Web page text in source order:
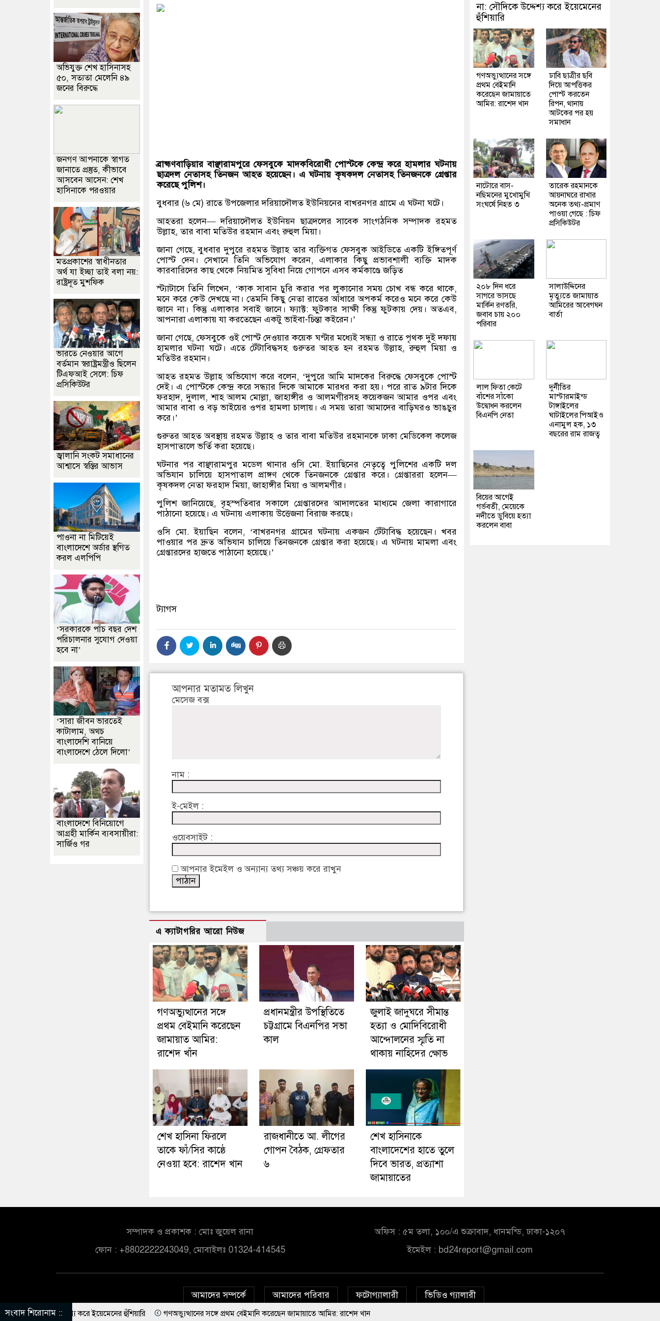
ব্রাহ্মণবাড়িয়ারবাঞ্ছারামপুরেফেসবুকেমাদকবিরোধী পোস্টকেকেন্দ্রকরেহামলারঘটনায়
ছাত্রদল নেতাসহতিনজনআহতহয়েছেন। এঘটনায়কৃষকদল নেতাসহতিনজনকেগ্রেপ্তার
করেছেপুলিশ।
বুধবার (৬ মে) রাতে উপজেলার দরিয়াদৌলত ইউনিয়নের বাখরনগর গ্রামে এ ঘটনা ঘটে।
আহতরা হলেন— দরিয়াদৌলত ইউনিয়ন ছাত্রদলের সাবেক সাংগঠনিক সম্পাদক রহমত
উল্লাহ, তার বাবা মতিউর রহমান এবং রুহুল মিয়া।
জানা গেছে, বুধবার দুপুরে রহমত উল্লাহ তার ব্যক্তিগত ফেসবুক আইডিতে একটি ইঙ্গিতপূর্ণ
পোস্ট দেন। সেখানে তিনি অভিযোগ করেন, এলাকার কিছু প্রভাবশালী ব্যক্তি মাদক
কারবারিদের কাছ থেকে নিয়মিত সুবিধা নিয়ে গোপনে এসব কর্মকাণ্ডে জড়িত
স্ট্যাটাসে তিনি লিখেন, ‘কাক সাবান চুরি করার পর লুকানোর সময় চোখ বন্ধ করে থাকে,
মনে করে কেউ দেখছে না। তেমনি কিছু নেতা রাতের আঁধারে অপকর্ম করেও মনে করে কেউ
জানে না। কিন্তু এলাকার সবাই জানে। ফ্যাক্ট: ফুটকার সাক্ষী কিন্তু ফুটকায় দেয়। অতএব,
আপনারা এলাকায় যা করতেছেন একটু ভাইবা-চিন্তা কইরেন।’
জানা গেছে, ফেসবুকে ওই পোস্ট দেওয়ার কয়েক ঘণ্টার মধ্যেই সন্ধ্যা ও রাতে পৃথক দুই দফায়
হামলার ঘটনা ঘটে। এতে টেঁটাবিদ্ধসহ গুরুতর আহত হন রহমত উল্লাহ, রুহুল মিয়া ও
মতিউর রহমান।
আহত রহমত উল্লাহ অভিযোগ করে বলেন, ‘দুপুরে আমি মাদকের বিরুদ্ধে ফেসবুকে পোস্ট
দেই। এ পোস্টকে কেন্দ্র করে সন্ধ্যার দিকে আমাকে মারধর করা হয়। পরে রাত ৯টার দিকে
ফরহাদ, দুলাল, শাহ আলম মোল্লা, জাহাঙ্গীর ও আলমগীরসহ কয়েকজন আমার ওপর এবং
আমার বাবা ও বড় ভাইয়ের ওপর হামলা চালায়। এ সময় তারা আমাদের বাড়িঘরও ভাঙচুর
করে।’
গুরুতর আহত অবস্থায় রহমত উল্লাহ ও তার বাবা মতিউর রহমানকে ঢাকা মেডিকেল কলেজ
হাসপাতালে ভর্তি করা হয়েছে।
ঘটনার পর বাঞ্ছারামপুর মডেল থানার ওসি মো. ইয়াছিনের নেতৃত্বে পুলিশের একটি দল
অভিযান চালিয়ে হাসপাতাল প্রাঙ্গণ থেকে তিনজনকে গ্রেপ্তার করে। গ্রেপ্তাররা হলেন—
কৃষকদল নেতা ফরহাদ মিয়া, জাহাঙ্গীর মিয়া ও আলমগীর।
পুলিশ জানিয়েছে, বৃহস্পতিবার সকালে গ্রেপ্তারদের আদালতের মাধ্যমে জেলা কারাগারে
পাঠানো হয়েছে। এ ঘটনায় এলাকায় উত্তেজনা বিরাজ করছে।
ওসি মো. ইয়াছিন বলেন, ‘বাখরনগর গ্রামের ঘটনায় একজন টেঁটাবিদ্ধ হয়েছেন। খবর
পাওয়ার পর দ্রুত অভিযান চালিয়ে তিনজনকে গ্রেপ্তার করা হয়েছে। এ ঘটনায় মামলা এবং
গ্রেপ্তারদের হাজতে পাঠানো হয়েছে।’
ট্যাগস
আপনার মতামত লিখুন
মেসেজ বক্স
নাম :
ই-মেইল :
ওয়েবসাইট :
আপনার ইমেইল ও অন্যান্য তথ্য সঞ্চয় করে রাখুন
এ ক্যাটাগরির আরো নিউজ
গণঅভ্যুত্থানের সঙ্গে
প্রথম বেইমানি করেছেন
জামায়াত আমির:
রাশেদ খাঁন
প্রধানমন্ত্রীর উপস্থিতিতে
চট্টগ্রামে বিএনপির সভা
কাল
জুলাই জাদুঘরে সীমান্ত
হত্যা ও মোদিবিরোধী
আন্দোলনের স্মৃতি না
থাকায় নাহিদের ক্ষোভ
শেখ হাসিনা ফিরলে
তাকে ফাঁ/সির কাষ্ঠে
নেওয়া হবে: রাশেদ খান
রাজধানীতে আ. লীগের
গোপন বৈঠক, গ্রেফতার
৬
শেখ হাসিনাকে
বাংলাদেশের হাতে তুলে
দিবে ভারত, প্রত্যাশা
জামায়াতের
অভিযুক্ত শেখ হাসিনাসহ
৫০, সত্যতা মেলেনি ৪৯
জনের বিরুদ্ধে
জনগণ আপনাকে স্বাগত
জানাতে প্রস্তুত, কীভাবে
আসবেন আসেন: শেখ
হাসিনাকে পরওয়ার
মতপ্রকাশের স্বাধীনতার
অর্থ যা ইচ্ছা তাই বলা নয়:
রাষ্ট্রদূত মুশফিক
ভারতে নেওয়ার আগে
বর্তমান স্বরাষ্ট্রমন্ত্রীও ছিলেন
টিএফআই সেলে: চিফ
প্রসিকিউটর
জ্বালানি সংকট সমাধানের
আশ্বাসে স্বস্তির আভাস
পাওনা না মিটিয়েই
বাংলাদেশে অর্ডার স্থগিত
করল এলপিপি
‘সরকারকে পাঁচ বছর দেশ
পরিচালনার সুযোগ দেওয়া
হবে না’
‘সারা জীবন ভারতেই
কাটালাম, অথচ
বাংলাদেশি বানিয়ে
বাংলাদেশে ঠেলে দিলো’
বাংলাদেশে বিনিয়োগে
আগ্রহী মার্কিন ব্যবসায়ীরা:
সার্জিও গর
না: সৌদিকে উদ্দেশ্য করে ইয়েমেনের
হুঁশিয়ারি
গণঅভ্যুত্থানের সঙ্গে
প্রথম বেইমানি
করেছেন জামায়াতে
আমির: রাশেদ খান
ঢাবি ছাত্রীর ছবি
দিয়ে আপত্তিকর
পোস্ট করতেন
রিপন, থানায়
আটকের পর হয়
সমাধান
নাটোরে বাস-
নছিমনের মুখোমুখি
সংঘর্ষে নিহত ৩
তারেক রহমানকে
আয়নাঘরে রাখার
অনেক তথ্য-প্রমাণ
পাওয়া গেছে : চিফ
প্রসিকিউটর
২০৮ দিন ধরে
সাগরে ভাসছে
মার্কিন রণতরি,
জবাব চায় ২০০
পরিবার
সালাউদ্দিনের
মৃত্যুতে জামায়াত
আমিরের আবেগঘন
বার্তা
লাল ফিতা কেটে
বাঁশের সাঁকো
উদ্বোধন করলেন
বিএনপি নেতা
দুর্নীতির
মাস্টারমাইন্ড
টাঙ্গাইলের
ঘাটাইলের পিআইও
এনামুল হক, ১৩
বছরের রাম রাজত্ব
বিয়ের আগেই
গর্ভবতী, মেয়েকে
নদীতে ডুবিয়ে হত্যা
করলেন বাবা
সম্পাদক ও প্রকাশক : মোঃ জুয়েল রানা
ফোন : +8802222243049, মোবাইলঃ 01324-414545
অফিস : ৫ম তলা, ১০০/এ শুক্রাবাদ, ধানমন্ডি, ঢাকা-১২০৭
ইমেইল : bd24report@gmail.com
আমাদের সম্পর্কে আমাদের পরিবার ফটোগ্যালারী ভিডিও গ্যালারী
সংবাদ শিরোনাম ::
উদ্দেশ্য করে ইয়েমেনের হুঁশিয়ারি গণঅভ্যুত্থানের সঙ্গে প্রথম বেইমানি করেছেন জামায়াতে আমির: রাশেদ খান